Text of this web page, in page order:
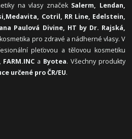
na vlasy značek Salerm, Lendan,
Medavita, Cotril, RR Line, Edelstein,
Paulová Divine, HT by Dr. Rajská,
pro zdravé a nádherné vlasy. V
pleťovou a tělovou kosmetiku
a Byotea. Všechny produkty
určené pro ČR/EU.